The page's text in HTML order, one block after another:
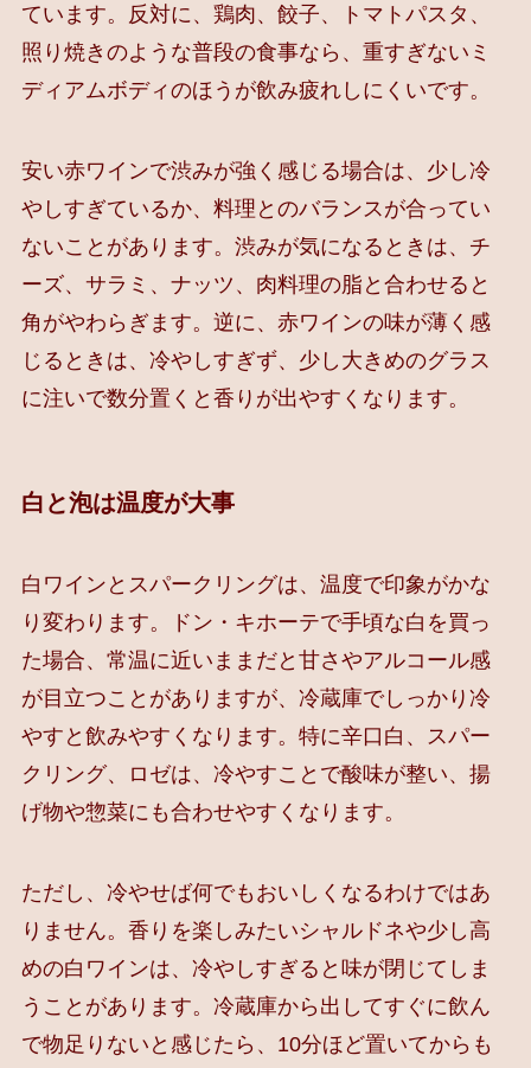
ています。反対に、鶏肉、餃子、トマトパスタ、
照り焼きのような普段の食事なら、重すぎないミ
ディアムボディのほうが飲み疲れしにくいです。
安い赤ワインで渋みが強く感じる場合は、少し冷
やしすぎているか、料理とのバランスが合ってい
ないことがあります。渋みが気になるときは、チ
ーズ、サラミ、ナッツ、肉料理の脂と合わせると
角がやわらぎます。逆に、赤ワインの味が薄く感
じるときは、冷やしすぎず、少し大きめのグラス
に注いで数分置くと香りが出やすくなります。
白と泡は温度が大事
白ワインとスパークリングは、温度で印象がかな
り変わります。ドン・キホーテで手頃な白を買っ
た場合、常温に近いままだと甘さやアルコール感
が目立つことがありますが、冷蔵庫でしっかり冷
やすと飲みやすくなります。特に辛口白、スパー
クリング、ロゼは、冷やすことで酸味が整い、揚
げ物や惣菜にも合わせやすくなります。
ただし、冷やせば何でもおいしくなるわけではあ
りません。香りを楽しみたいシャルドネや少し高
めの白ワインは、冷やしすぎると味が閉じてしま
うことがあります。冷蔵庫から出してすぐに飲ん
で物足りないと感じたら、10分ほど置いてからも